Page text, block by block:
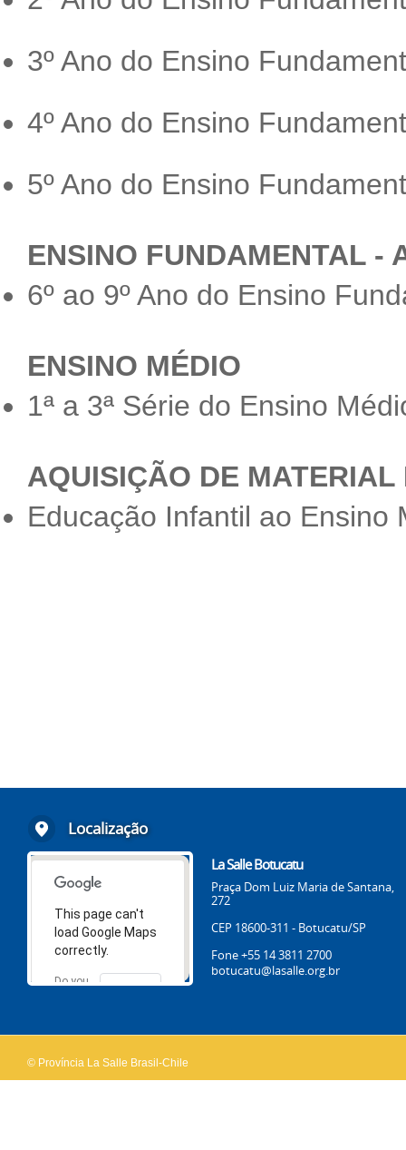
3º Ano do Ensino
4º Ano do Ensino
5º Ano do Ensino
ENSINO FUNDAMENTAL -
6º ao 9º Ano do Ensino
ENSINO MÉDIO
1ª a 3ª Série do Ensino
AQUISIÇÃO DE MATERIAL
Educação Infantil ao Ensino
Localização
This page can't
load Google Maps
correctly.
Do you
OK
La Salle Botucatu
Praça Dom Luiz Maria de Santana,
272
CEP 18600-311 - Botucatu/SP
Fone +55 14 3811 2700
botucatu@lasalle.org.br
© Província La Salle Brasil-Chile